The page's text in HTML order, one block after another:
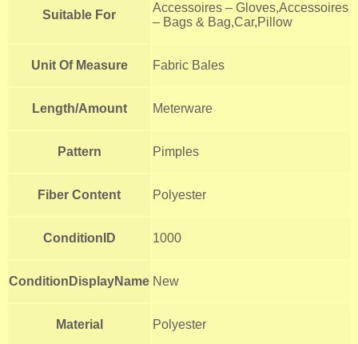
Suitable For
Accessoires – Gloves,Accessoires
– Bags & Bag,Car,Pillow
Unit Of Measure Fabric Bales
Length/Amount Meterware
Pattern Pimples
Fiber Content Polyester
ConditionID 1000
ConditionDisplayName New
Material Polyester